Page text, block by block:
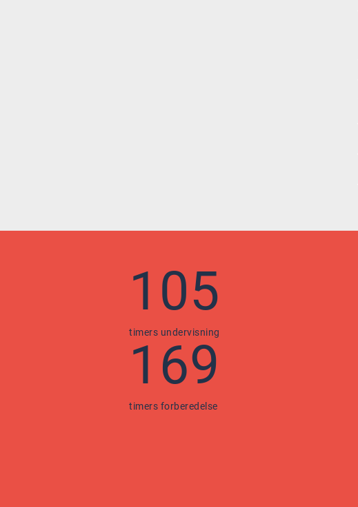
105
timers undervisning
169
timers forberedelse